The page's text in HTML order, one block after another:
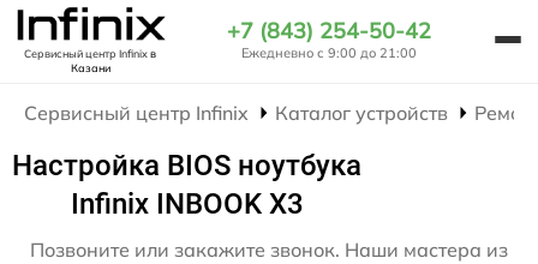
Сервисный центр Infinixв
Казани
+7 (843) 254-50-42
Ежедневно с 9:00 до 21:00
Сервисный центр Infinix Каталог устройств
Настройка BIOS ноутбука
Infinix INBOOK X3
Позвоните или закажите звонок. Наши мастера из